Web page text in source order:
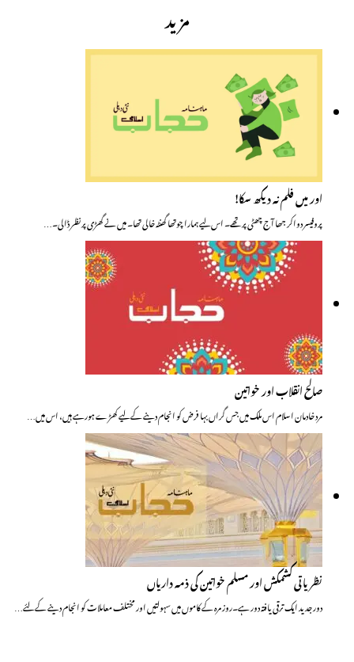
مزید
اور میں فلم نہ دیکھ سکا!
پروفیسر دواکر جھا آج چھٹی پر تھے۔ اس لیے ہمارا چوتھا گھنٹہ خالی تھا۔ میں نے گھڑی پر نظر ڈالی۔…
صالح انقلاب اور خواتین
مرد خادمان اسلام اس ملک میں جس گراں بہا فرض کو انجام دینے کے لیے کھڑے ہورہے ہیں، اس میں…
نظریاتی کشمکش اور مسلم خواتین کی ذمہ داریاں
دور جدید ایک ترقی یافتہ دور ہے۔روز مرہ کے کاموں میں سہولتیں اور مختلف معاملات کو انجام دینے کے لئے…